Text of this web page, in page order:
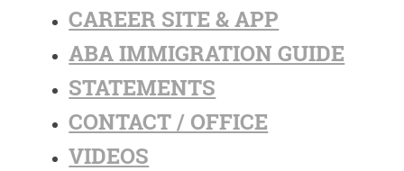
CAREER SITE & APP
ABA IMMIGRATION GUIDE
STATEMENTS
CONTACT / OFFICE
VIDEOS